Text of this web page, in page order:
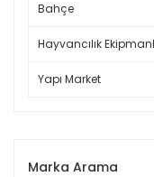
Bahçe
Hayvancılık
Yapı Market
Marka Arama